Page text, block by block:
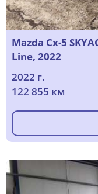
Mazda Cx-5
Line, 2022
2022 г.
122 855 км